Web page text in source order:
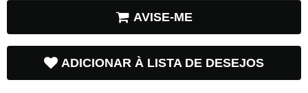
AVISE-ME
ADICIONAR À LISTA DE DESEJOS